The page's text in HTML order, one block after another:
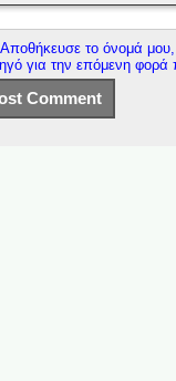
Αποθήκευσε το όνομά μου,
για την επόμενη